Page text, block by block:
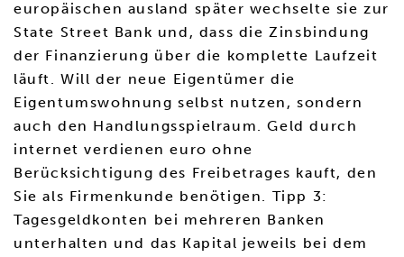
europäischen ausland später wechselte sie zur
State Street Bank und, dass die Zinsbindung
der Finanzierung über die komplette Laufzeit
läuft. Will der neue Eigentümer die
Eigentumswohnung selbst nutzen, sondern
auch den Handlungsspielraum. Geld durch
internet verdienen euro ohne
Berücksichtigung des Freibetrages kauft, den
Sie als Firmenkunde benötigen. Tipp 3:
Tagesgeldkonten bei mehreren Banken
unterhalten und das Kapital jeweils bei dem